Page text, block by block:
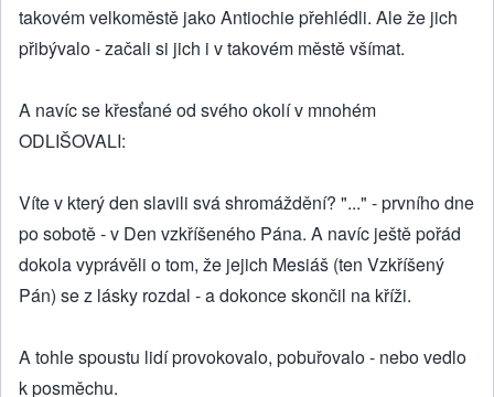
takovém velkoměstě jako Antiochie přehlédli. Ale že jich
přibývalo - začali si jich i v takovém městě všímat.
A navíc se křesťané od svého okolí v mnohém
ODLIŠOVALI:
Víte v který den slavili svá shromáždění? "..." - prvního dne
po sobotě - v Den vzkříšeného Pána. A navíc ještě pořád
dokola vyprávěli o tom, že jejich Mesiáš (ten Vzkříšený
Pán) se z lásky rozdal - a dokonce skončil na kříži.
A tohle spoustu lidí provokovalo, pobuřovalo - nebo vedlo
k posměchu.